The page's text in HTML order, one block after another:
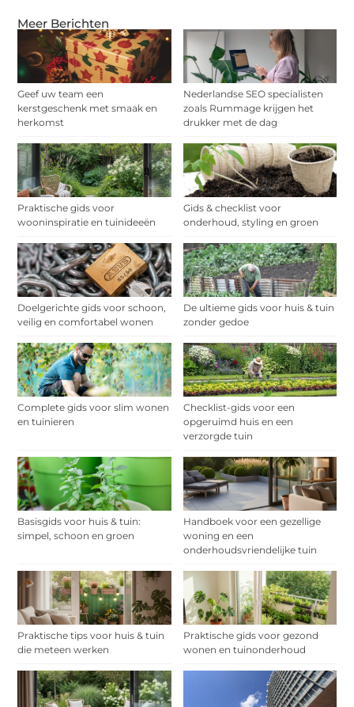
Meer Berichten
Geef uw team een
kerstgeschenk met smaak en
herkomst
Nederlandse SEO specialisten
zoals Rummage krijgen het
drukker met de dag
Praktische gids voor
wooninspiratie en tuinideeën
Gids & checklist voor
onderhoud, styling en groen
Doelgerichte gids voor schoon,
veilig en comfortabel wonen
De ultieme gids voor huis & tuin
zonder gedoe
Complete gids voor slim wonen
en tuinieren
Checklist-gids voor een
opgeruimd huis en een
verzorgde tuin
Basisgids voor huis & tuin:
simpel, schoon en groen
Handboek voor een gezellige
woning en een
onderhoudsvriendelijke tuin
Praktische tips voor huis & tuin
die meteen werken
Praktische gids voor gezond
wonen en tuinonderhoud